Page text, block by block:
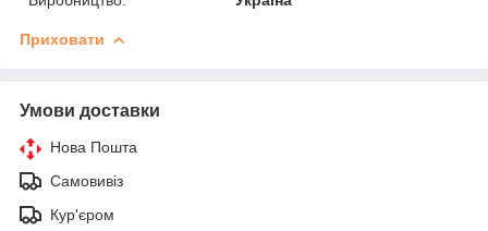
Приховати
Умови доставки
Нова Пошта
Самовивіз
Кур'єром